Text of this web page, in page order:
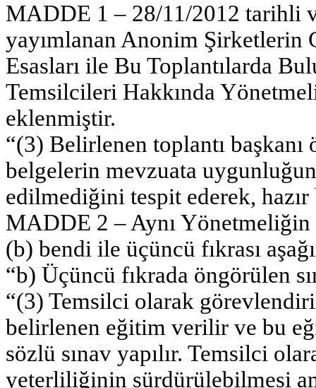
MADDE 1 – 28/11/2012 tarihli
yayımlanan Anonim Şirketlerin
Esasları ile Bu Toplantılarda
Temsilcileri Hakkında
eklenmiştir.
“(3) Belirlenen toplantı başkanı
belgelerin mevzuata
edilmediğini tespit ederek,
MADDE 2 – Aynı Yönetmeliğin
(b) bendi ile üçüncü fıkrası
“b) Üçüncü fıkrada öngörülen
“(3) Temsilci olarak
belirlenen eğitim verilir ve bu
sözlü sınav yapılır. Temsilci
yeterliliğinin sürdürülebilmesi